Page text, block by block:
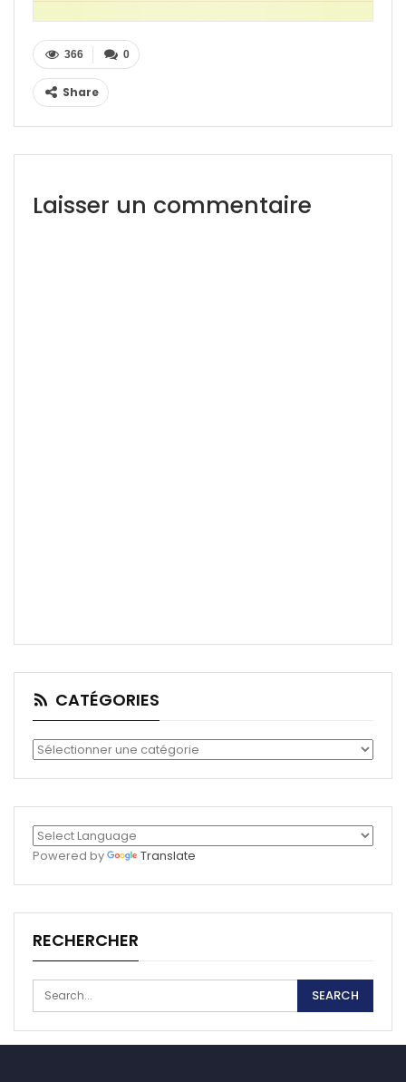
0
366
Share
Laisser un commentaire
CATÉGORIES
Catégories
Powered by Translate
RECHERCHER